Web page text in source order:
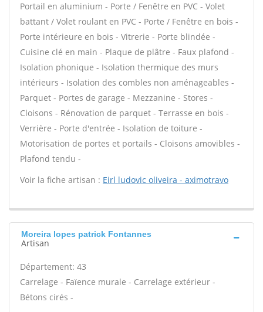
Portail en aluminium - Porte / Fenêtre en PVC - Volet
battant / Volet roulant en PVC - Porte / Fenêtre en bois -
Porte intérieure en bois - Vitrerie - Porte blindée -
Cuisine clé en main - Plaque de plâtre - Faux plafond -
Isolation phonique - Isolation thermique des murs
intérieurs - Isolation des combles non aménageables -
Parquet - Portes de garage - Mezzanine - Stores -
Cloisons - Rénovation de parquet - Terrasse en bois -
Verrière - Porte d'entrée - Isolation de toiture -
Motorisation de portes et portails - Cloisons amovibles -
Plafond tendu -
Voir la fiche artisan : Eirl ludovic oliveira - aximotravo
Moreira lopes patrick Fontannes
Artisan
Département: 43
Carrelage - Faïence murale - Carrelage extérieur -
Bétons cirés -